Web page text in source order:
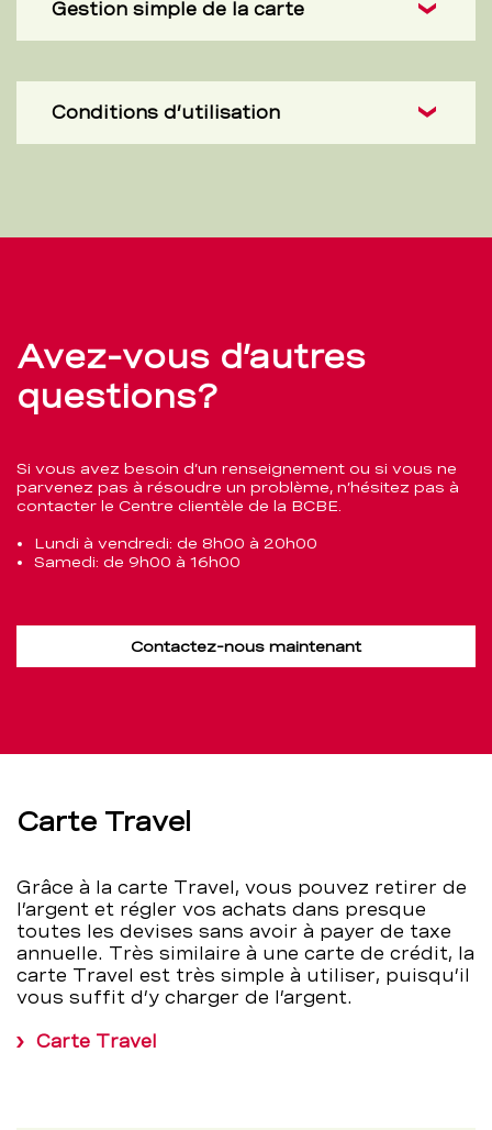
Gestion simple de la carte
Conditions d’utilisation
Avez-vous d’autres
questions?
Si vous avez besoin d’un renseignement ou si vous ne
parvenez pas à résoudre un problème, n’hésitez pas à
contacter le Centre clientèle de la BCBE.
Lundi à vendredi: de 8h00 à 20h00
Samedi: de 9h00 à 16h00
Contactez-nous maintenant
Carte Travel
Grâce à la carte Travel, vous pouvez retirer de
l’argent et régler vos achats dans presque
toutes les devises sans avoir à payer de taxe
annuelle. Très similaire à une carte de crédit, la
carte Travel est très simple à utiliser, puisqu’il
vous suffit d’y charger de l’argent.
Carte Travel